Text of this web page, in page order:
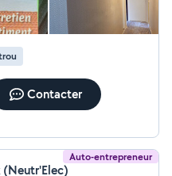
Contacter
Auto-entrepreneur
(Neutr'Elec)